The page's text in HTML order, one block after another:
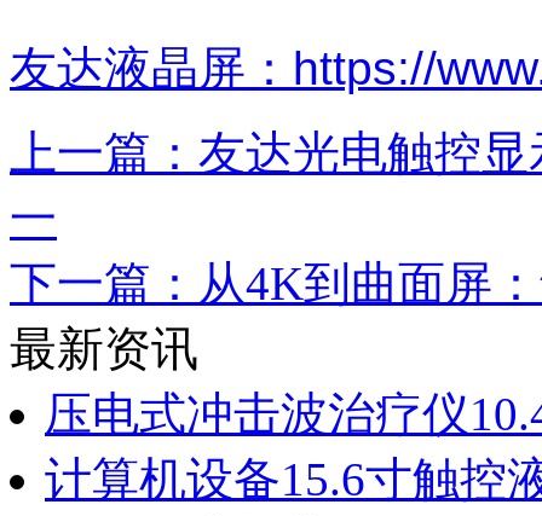
友达液晶屏：https://
上一篇：友达光电触控
一
下一篇：从4K到曲面屏
最新资讯
压电式冲击波治疗仪
计算机设备15.6寸触控